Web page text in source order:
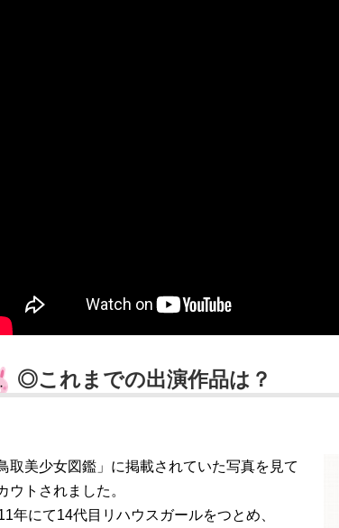
◎これまでの出演作品は？
鳥取美少女図鑑」に掲載されていた写真を見て
ウトされました。
年にて14代目リハウスガールをつとめ、